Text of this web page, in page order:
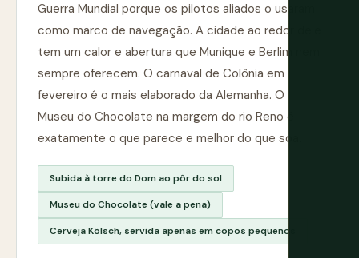
Guerra Mundial porque os pilotos aliados o usaram
como marco de navegação. A cidade ao redor dele
tem um calor e abertura que Munique e Berlim nem
sempre oferecem. O carnaval de Colônia em
fevereiro é o mais elaborado da Alemanha. O
Museu do Chocolate na margem do rio Reno é
exatamente o que parece e melhor do que soa.
Subida à torre do Dom ao pôr do sol
Museu do Chocolate (vale a pena)
Cerveja Kölsch, servida apenas em copos pequenos